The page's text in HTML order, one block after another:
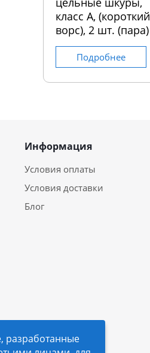
класс А, (короткий
ворс), 2 шт. (пара)
Подробнее
Информация
Условия оплаты
Условия доставки
Блог
разработанные